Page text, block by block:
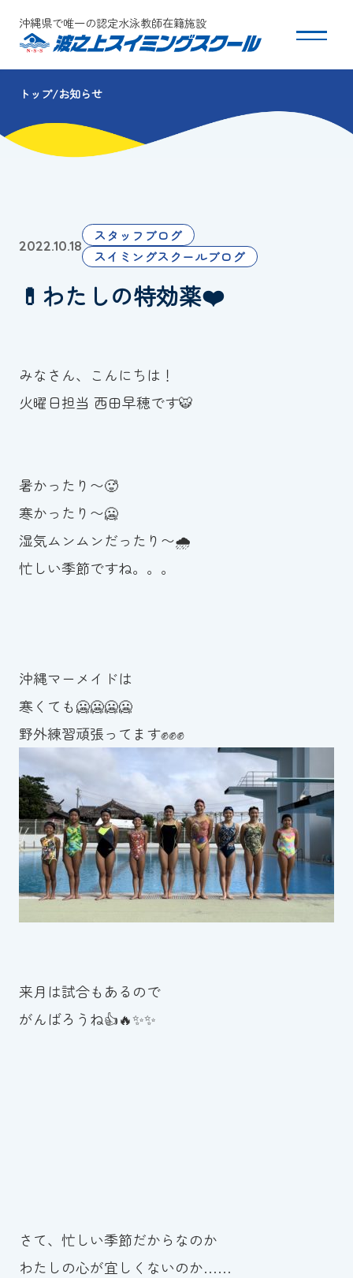
沖縄県で唯一の認定水泳教師在籍施設
スクールについて
コース・クラス紹介
団体会員募集
保護者の方へ
お知らせ
お問い合わせ
スイミングスクールの
体験申し込みはこちら!
トップ お知らせ
2022.10.18
スタッフブログ
スイミングスクールブログ
💊わたしの特効薬❤️
みなさん、こんにちは！
火曜日担当 西田早穂です🐯
暑かったり〜🥵
寒かったり〜🥶
湿気ムンムンだったり〜🌧
忙しい季節ですね。。。
沖縄マーメイドは
寒くても🥶🥶🥶🥶
野外練習頑張ってます✊✊✊
来月は試合もあるので
がんばろうね👍🔥✨✨
さて、忙しい季節だからなのか
わたしの心が宜しくないのか……